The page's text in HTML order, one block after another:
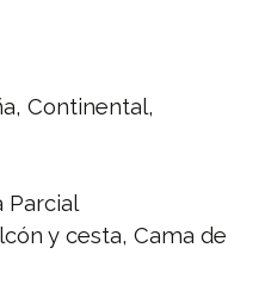
Continental,
Parcial
y cesta, Cama de